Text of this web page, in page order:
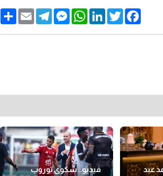
ShareEmail
Telegram
MessengerWhatsAppLinkedInTwitter
Facebook
عبد
فيديو.. شكوى توروب